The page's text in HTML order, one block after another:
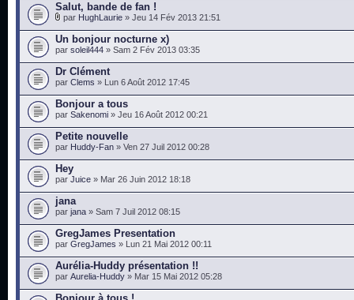
Salut, bande de fan !
par HughLaurie » Jeu 14 Fév 2013 21:51
Un bonjour nocturne x)
par soleil444 » Sam 2 Fév 2013 03:35
Dr Clément
par Clems » Lun 6 Août 2012 17:45
Bonjour a tous
par Sakenomi » Jeu 16 Août 2012 00:21
Petite nouvelle
par Huddy-Fan » Ven 27 Juil 2012 00:28
Hey
par Juice » Mar 26 Juin 2012 18:18
jana
par jana » Sam 7 Juil 2012 08:15
GregJames Presentation
par GregJames » Lun 21 Mai 2012 00:11
Aurélia-Huddy présentation !!
par Aurelia-Huddy » Mar 15 Mai 2012 05:28